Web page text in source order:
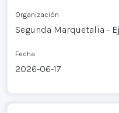
Organización
Segunda Marquetalia -
Fecha
2026-06-17